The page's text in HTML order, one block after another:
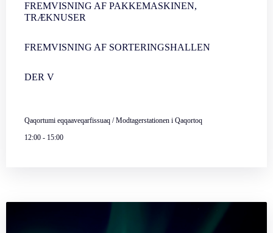
FREMVISNING AF PAKKEMASKINEN,
TRÆKNUSER
FREMVISNING AF SORTERINGSHALLEN
DER V
Qaqortumi eqqaaveqarfissuaq / Modtagerstationen i Qaqortoq
12:00 - 15:00